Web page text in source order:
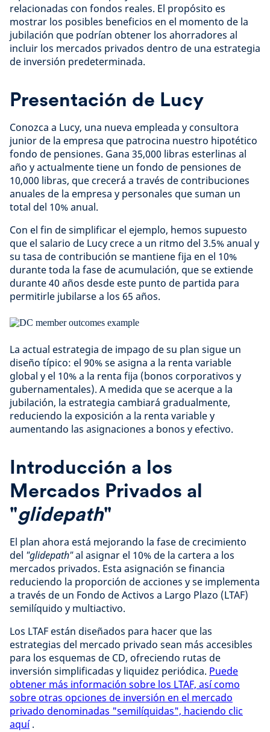
relacionadas con fondos reales. El propósito es
mostrar los posibles beneficios en el momento de la
jubilación que podrían obtener los ahorradores al
incluir los mercados privados dentro de una estrategia
de inversión predeterminada.
Presentación de Lucy
Conozca a Lucy, una nueva empleada y consultora
junior de la empresa que patrocina nuestro hipotético
fondo de pensiones. Gana 35,000 libras esterlinas al
año y actualmente tiene un fondo de pensiones de
10,000 libras, que crecerá a través de contribuciones
anuales de la empresa y personales que suman un
total del 10% anual.
Con el fin de simplificar el ejemplo, hemos supuesto
que el salario de Lucy crece a un ritmo del 3.5% anual y
su tasa de contribución se mantiene fija en el 10%
durante toda la fase de acumulación, que se extiende
durante 40 años desde este punto de partida para
permitirle jubilarse a los 65 años.
La actual estrategia de impago de su plan sigue un
diseño típico: el 90% se asigna a la renta variable
global y el 10% a la renta fija (bonos corporativos y
gubernamentales). A medida que se acerque a la
jubilación, la estrategia cambiará gradualmente,
reduciendo la exposición a la renta variable y
aumentando las asignaciones a bonos y efectivo.
Introducción a los
Mercados Privados al
"glidepath"
El plan ahora está mejorando la fase de crecimiento
del "glidepath"al asignar el 10% de la cartera a los
mercados privados. Esta asignación se financia
reduciendo la proporción de acciones y se implementa
a través de un Fondo de Activos a Largo Plazo (LTAF)
semilíquido y multiactivo.
Los LTAF están diseñados para hacer que las
estrategias del mercado privado sean más accesibles
para los esquemas de CD, ofreciendo rutas de
inversión simplificadas y liquidez periódica. Puede
obtener más información sobre los LTAF, así como
sobre otras opciones de inversión en el mercado
privado denominadas "semilíquidas", haciendo clic
aquí.